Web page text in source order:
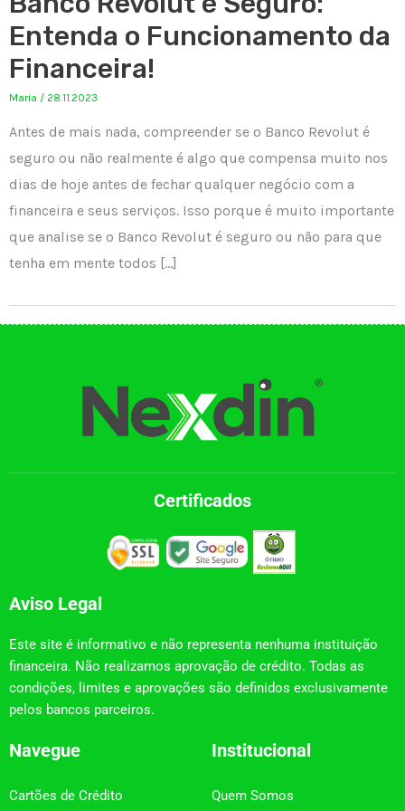
Entenda o Funcionamento da
Financeira!
Maria / 28.11.2023
Antes de mais nada, compreender se o Banco Revolut é
seguro ou não realmente é algo que compensa muito nos
dias de hoje antes de fechar qualquer negócio com a
financeira e seus serviços. Isso porque é muito importante
que analise se o Banco Revolut é seguro ou não para que
tenha em mente todos […]
Certificados
Aviso Legal
Este site é informativo e não representa nenhuma instituição
financeira. Não realizamos aprovação de crédito. Todas as
condições, limites e aprovações são definidos exclusivamente
pelos bancos parceiros.
Navegue
Cartões de Crédito
Institucional
Quem Somos